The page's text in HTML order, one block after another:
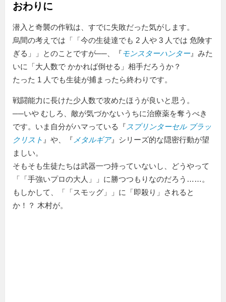
おわりに
潜入と奇襲の作戦は、すでに失敗だった気がします。
烏間の考えでは「
今の生徒達でも 2 人や 3 人では 危険す
ぎる
」とのことですが──、『モンスターハンター』みた
いに「大人数で かかれば倒せる」相手だろうか？
たった 1 人でも生徒が捕まったら終わりです。
戦闘能力に長けた少人数で攻めたほうが良いと思う。
──いや むしろ、敵が気づかないうちに治療薬を奪うべき
です。いま自分がハマっている『 スプリンターセル ブラッ
クリスト 』や、『 メタルギア』シリーズ的な隠密行動が望
ましい。
そもそも生徒たちは武器一つ持っていないし、どうやって
「
手強いプロの大人
」に勝つつもりなのだろう……。
もしかして、「
スモッグ 」に 即殺り
されると
か！？ 木村が。